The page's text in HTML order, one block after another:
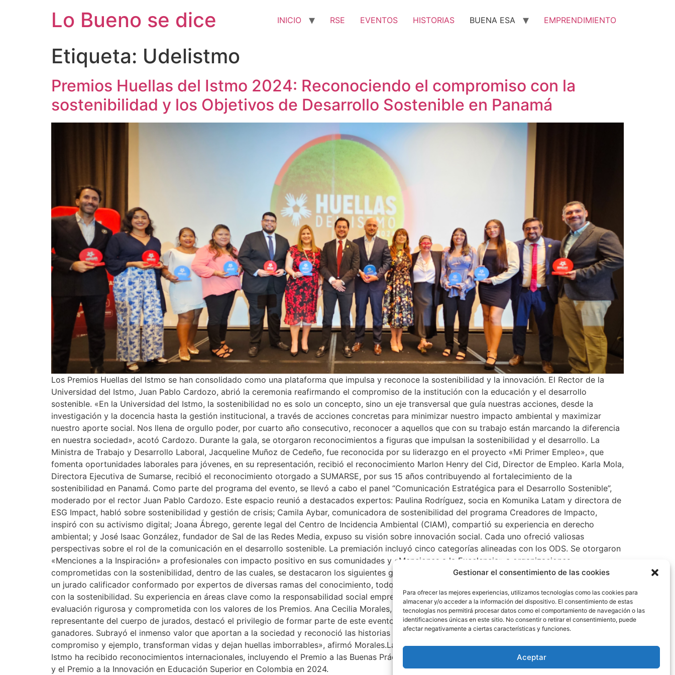
Gestionar el consentimiento de las cookies
Para ofrecer las mejores experiencias, utilizamos tecnologías como las cookies para
almacenar y/o acceder a la información del dispositivo. El consentimiento de estas
tecnologías nos permitirá procesar datos como el comportamiento de navegación o las
identificaciones únicas en este sitio. No consentir o retirar el consentimiento, puede
afectar negativamente a ciertas características y funciones.
Aceptar
Lo Bueno se dice INICIO RSE EVENTOS HISTORIAS BUENA ESA EMPRENDIMIENTO
Etiqueta: Udelistmo
Premios Huellas del Istmo 2024: Reconociendo el compromiso con la
sostenibilidad y los Objetivos de Desarrollo Sostenible en Panamá
Los Premios Huellas del Istmo se han consolidado como una plataforma que impulsa y reconoce la sostenibilidad y la innovación. El Rector de la
Universidad del Istmo, Juan Pablo Cardozo, abrió la ceremonia reafirmando el compromiso de la institución con la educación y el desarrollo
sostenible. «En la Universidad del Istmo, la sostenibilidad no es solo un concepto, sino un eje transversal que guía nuestras acciones, desde la
investigación y la docencia hasta la gestión institucional, a través de acciones concretas para minimizar nuestro impacto ambiental y maximizar
nuestro aporte social. Nos llena de orgullo poder, por cuarto año consecutivo, reconocer a aquellos que con su trabajo están marcando la diferencia
en nuestra sociedad», acotó Cardozo. Durante la gala, se otorgaron reconocimientos a figuras que impulsan la sostenibilidad y el desarrollo. La
Ministra de Trabajo y Desarrollo Laboral, Jacqueline Muñoz de Cedeño, fue reconocida por su liderazgo en el proyecto «Mi Primer Empleo», que
fomenta oportunidades laborales para jóvenes, en su representación, recibió el reconocimiento Marlon Henry del Cid, Director de Empleo. Karla Mola,
Directora Ejecutiva de Sumarse, recibió el reconocimiento otorgado a SUMARSE, por sus 15 años contribuyendo al fortalecimiento de la
sostenibilidad en Panamá. Como parte del programa del evento, se llevó a cabo el panel “Comunicación Estratégica para el Desarrollo Sostenible”,
moderado por el rector Juan Pablo Cardozo. Este espacio reunió a destacados expertos: Paulina Rodríguez, socia en Komunika Latam y directora de
ESG Impact, habló sobre sostenibilidad y gestión de crisis; Camila Aybar, comunicadora de sostenibilidad del programa Creadores de Impacto,
inspiró con su activismo digital; Joana Ábrego, gerente legal del Centro de Incidencia Ambiental (CIAM), compartió su experiencia en derecho
ambiental; y José Isaac González, fundador de Sal de las Redes Media, expuso su visión sobre innovación social. Cada uno ofreció valiosas
perspectivas sobre el rol de la comunicación en el desarrollo sostenible. La premiación incluyó cinco categorías alineadas con los ODS. Se otorgaron
«Menciones a la Inspiración» a profesionales con impacto positivo en sus comunidades y «Menciones a la Excelencia» a organizaciones
comprometidas con la sostenibilidad, dentro de las cuales, se destacaron los siguientes ganadores: La selección de los ganadores estuvo a cargo de
un jurado calificador conformado por expertos de diversas ramas del conocimiento, todos con una amplia trayectoria y un profundo compromiso
con la sostenibilidad. Su experiencia en áreas clave como la responsabilidad social empresarial, la salud pública y la academia garantizó una
evaluación rigurosa y comprometida con los valores de los Premios. Ana Cecilia Morales, Presidente del Club de Leones Panamá Virtual en Valores y
representante del cuerpo de jurados, destacó el privilegio de formar parte de este evento, resaltando el esfuerzo y la dedicación de cada uno de los
ganadores. Subrayó el inmenso valor que aportan a la sociedad y reconoció las historias inspiradoras que representan. «Son líderes que, con su
compromiso y ejemplo, transforman vidas y dejan huellas imborrables», afirmó Morales.La Universidad Del Istmo, a través de la iniciativa Huellas del
Istmo ha recibido reconocimientos internacionales, incluyendo el Premio a las Buenas Prácticas en la Implementación de los ODS en España en 2022
y el Premio a la Innovación en Educación Superior en Colombia en 2024.